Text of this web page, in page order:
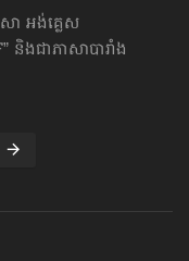
សា អង់គ្លេស
ងជាភាសាបារាំង